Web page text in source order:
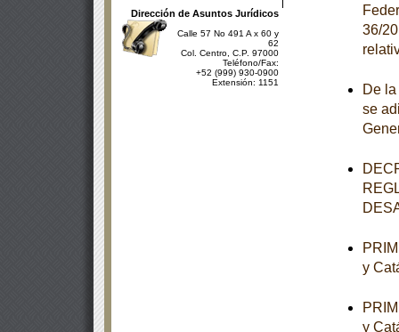
Dirección de Asuntos Jurídicos
Calle 57 No 491 A x 60 y
62
Col. Centro, C.P. 97000
Teléfono/Fax:
+52 (999) 930-0900
Extensión: 1151
36/
De
se
y
y